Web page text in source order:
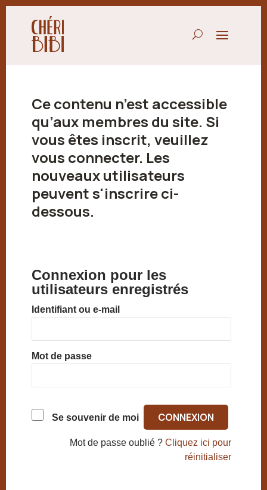
Ce contenu n’est accessible
qu’aux membres du site. Si
vous êtes inscrit, veuillez
vous connecter. Les
nouveaux utilisateurs
peuvent s'inscrire ci-
dessous.
Connexion pour les
utilisateurs enregistrés
Identifiant ou e-mail
Mot de passe
Se souvenir de moi
Mot de passe oublié ?Cliquez ici pour
réinitialiser